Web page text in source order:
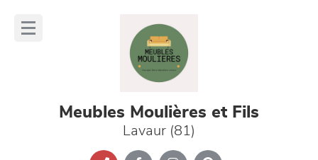
Meubles Moulières et Fils
Lavaur (81)